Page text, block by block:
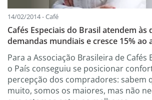
14/02/2014 - Café
Cafés Especiais do Brasil atendem às
demandas mundiais e cresce 15% ao
Para a Associação Brasileira de Cafés
o País conseguiu se posicionar
percepção dos compradores: sabem
muito, somos os maiores, mas não